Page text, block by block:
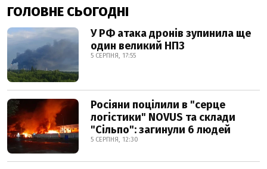
ГОЛОВНЕ СЬОГОДНІ
У РФ атака дронів зупинила ще
один великий НПЗ
5 СЕРПНЯ, 17:55
Росіяни поцілили в "серце
логістики" NOVUS та склади
"Сільпо": загинули 6 людей
5 СЕРПНЯ, 12:30